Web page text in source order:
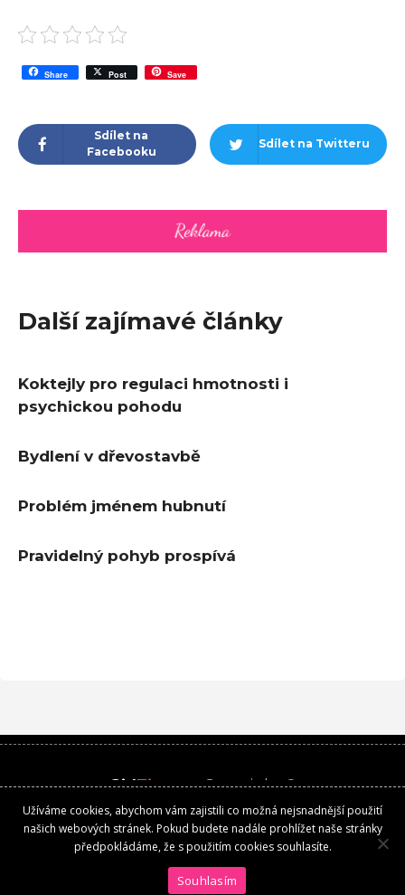
Share Post Save
Sdílet na
Facebooku
Sdílet na Twitteru
Další zajímavé články
Koktejly pro regulaci hmotnosti i
psychickou pohodu
Bydlení v dřevostavbě
Problém jménem hubnutí
Pravidelný pohyb prospívá
GirlTime.czCopyright ©
Kontakt
Užíváme cookies, abychom vám zajistili co možná nejsnadnější použití
našich webových stránek. Pokud budete nadále prohlížet naše stránky
předpokládáme, že s použitím cookies souhlasíte.
Souhlasím